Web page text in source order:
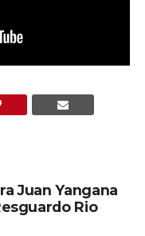
Juan Yangana
Rio